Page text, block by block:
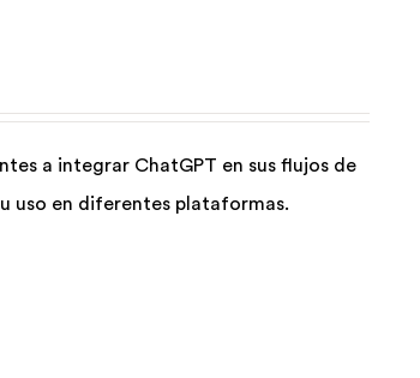
a integrar ChatGPT en sus flujos de
uso en diferentes plataformas.